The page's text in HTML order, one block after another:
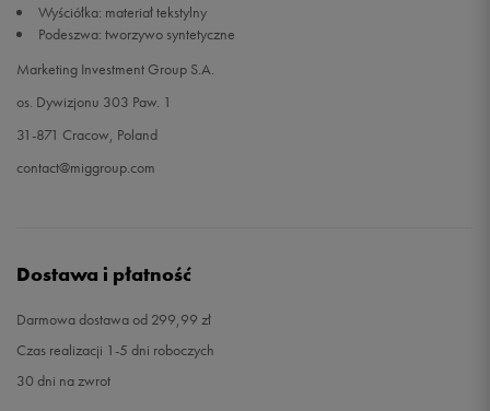
Wyściółka: materiał tekstylny
Podeszwa: tworzywo syntetyczne
Marketing Investment Group S.A.
os. Dywizjonu 303 Paw. 1
31-871 Cracow, Poland
contact@miggroup.com
Dostawa i płatność
Darmowa dostawa od 299,99 zł
Czas realizacji 1-5 dni roboczych
30 dni na zwrot